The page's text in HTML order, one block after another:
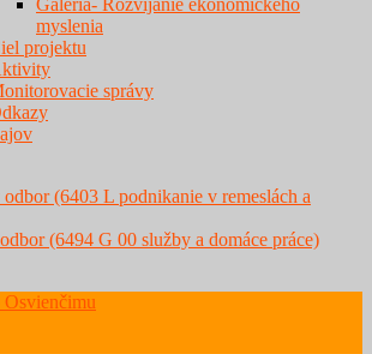
Galéria- Rozvíjanie ekonomického
myslenia
projektu
správy
(6403 L podnikanie v remeslách a
(6494 G 00 služby a domáce práce)